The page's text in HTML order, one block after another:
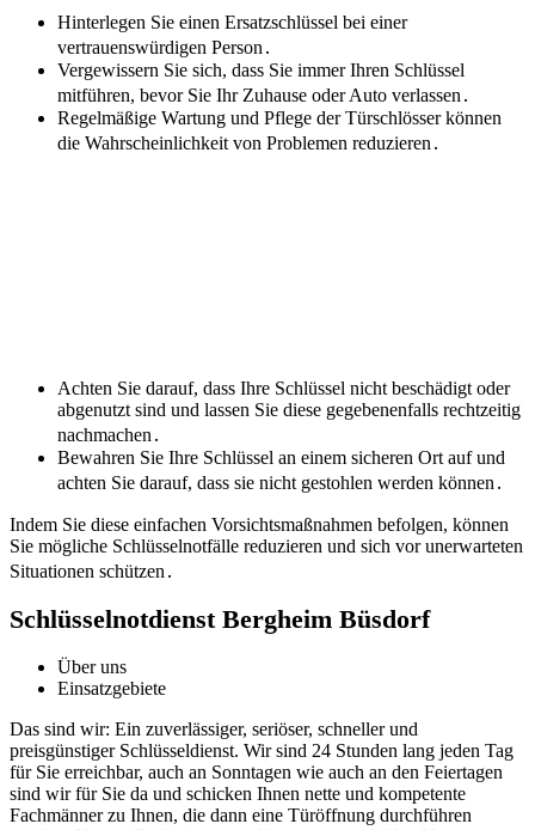
Hinterlegen Sie einen Ersatzschlüssel bei einer
vertrauenswürdigen Person․
Vergewissern Sie sich, dass Sie immer Ihren Schlüssel
mitführen, bevor Sie Ihr Zuhause oder Auto verlassen․
Regelmäßige Wartung und Pflege der Türschlösser können
die Wahrscheinlichkeit von Problemen reduzieren․
Achten Sie darauf, dass Ihre Schlüssel nicht beschädigt oder
abgenutzt sind und lassen Sie diese gegebenenfalls rechtzeitig
nachmachen․
Bewahren Sie Ihre Schlüssel an einem sicheren Ort auf und
achten Sie darauf, dass sie nicht gestohlen werden können․
Indem Sie diese einfachen Vorsichtsmaßnahmen befolgen, können
Sie mögliche Schlüsselnotfälle reduzieren und sich vor unerwarteten
Situationen schützen․
Schlüsselnotdienst Bergheim Büsdorf
Über uns
Einsatzgebiete
Das sind wir: Ein zuverlässiger, seriöser, schneller und
preisgünstiger Schlüsseldienst. Wir sind 24 Stunden lang jeden Tag
für Sie erreichbar, auch an Sonntagen wie auch an den Feiertagen
sind wir für Sie da und schicken Ihnen nette und kompetente
Fachmänner zu Ihnen, die dann eine Türöffnung durchführen